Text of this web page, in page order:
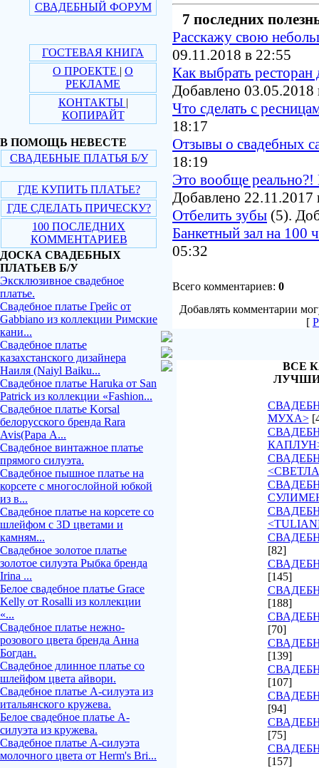
СВАДЕБНЫЙ ФОРУМ
ГОСТЕВАЯ КНИГА
О ПРОЕКТЕ | О
РЕКЛАМЕ
КОНТАКТЫ |
КОПИРАЙТ
В ПОМОЩЬ НЕВЕСТЕ
СВАДЕБНЫЕ ПЛАТЬЯ Б/У
ГДЕ КУПИТЬ ПЛАТЬЕ?
ГДЕ СДЕЛАТЬ ПРИЧЕСКУ?
100 ПОСЛЕДНИХ
КОММЕНТАРИЕВ
ДОСКА СВАДЕБНЫХ
ПЛАТЬЕВ Б/У
Эксклюзивное свадебное
платье.
Свадебное платье Грейс от
Gabbiano из коллекции Римские
кани...
Свадебное платье
казахстанского дизайнера
Наиля (Naiyl Baiku...
Свадебное платье Haruka от San
Patrick из коллекции «Fashion...
Свадебное платье Korsal
белорусского бренда Rara
Avis(Рара А...
Свадебное винтажное платье
прямого силуэта.
Свадебное пышное платье на
корсете с многослойной юбкой
из в...
Свадебное платье на корсете со
шлейфом с 3D цветами и
камням...
Свадебное золотое платье
золотое силуэта Рыбка бренда
Irina ...
Белое свадебное платье Grace
Kelly от Rosalli из коллекции
«...
Свадебное платье нежно-
розового цвета бренда Анна
Богдан.
Свадебное длинное платье со
шлейфом цвета айвори.
Свадебное платье А-силуэта из
итальянского кружева.
Белое свадебное платье А-
силуэта из кружева.
Свадебное платье А-силуэта
молочного цвета от Herm's Bri...
7 последних
Расскажу свою
09.11.2018 в 22:55
Как выбрать
Добавлено 03.05.2018
Что сделать с
18:17
Отзывы о свадебных
18:19
Это вообще реально?!
Добавлено 22.11.2017
Отбелить зубы (5).
Банкетный зал на 100
05:32
Всего комментариев: 0
Добавлять комментарии
[
ВСЕ
МУХА>
[82]
[145]
[188]
[70]
[139]
[107]
[94]
[75]
[157]